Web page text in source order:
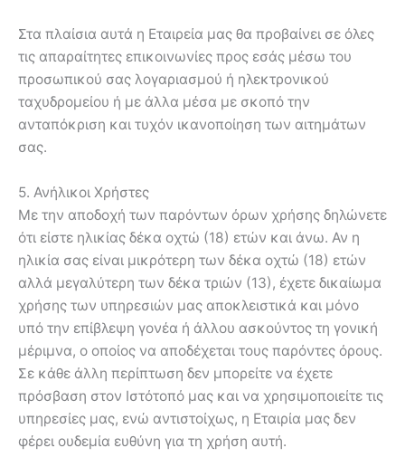
Στα πλαίσια αυτά η Εταιρεία μας θα προβαίνει σε όλες
τις απαραίτητες επικοινωνίες προς εσάς μέσω του
προσωπικού σας λογαριασμού ή ηλεκτρονικού
ταχυδρομείου ή με άλλα μέσα με σκοπό την
ανταπόκριση και τυχόν ικανοποίηση των αιτημάτων
σας.
5. Ανήλικοι Χρήστες
Με την αποδοχή των παρόντων όρων χρήσης δηλώνετε
ότι είστε ηλικίας δέκα οχτώ (18) ετών και άνω. Αν η
ηλικία σας είναι μικρότερη των δέκα οχτώ (18) ετών
αλλά μεγαλύτερη των δέκα τριών (13), έχετε δικαίωμα
χρήσης των υπηρεσιών μας αποκλειστικά και μόνο
υπό την επίβλεψη γονέα ή άλλου ασκούντος τη γονική
μέριμνα, ο οποίος να αποδέχεται τους παρόντες όρους.
Σε κάθε άλλη περίπτωση δεν μπορείτε να έχετε
πρόσβαση στον Ιστότοπό μας και να χρησιμοποιείτε τις
υπηρεσίες μας, ενώ αντιστοίχως, η Εταιρία μας δεν
φέρει ουδεμία ευθύνη για τη χρήση αυτή.